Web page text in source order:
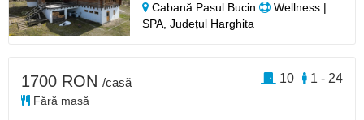
Cabană Pasul Bucin
Wellness |
SPA, Județul Harghita
1700 RON /casă
Fără masă
1 - 24
10